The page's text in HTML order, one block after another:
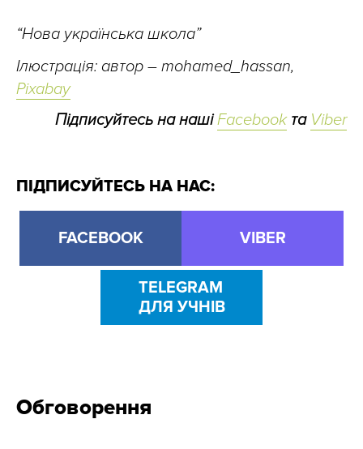
“Нова українська школа”
Ілюстрація: автор – mohamed_hassan,
Pixabay
Підписуйтесь на нашіFacebookта Viber
ПІДПИСУЙТЕСЬ НА НАС:
FACEBOOK VIBER
TELEGRAM
ДЛЯ УЧНІВ
Обговорення